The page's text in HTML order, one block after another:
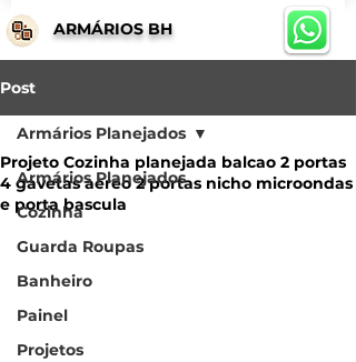
ARMÁRIOS BH
Post
Armários Planejados
Cozinha
Guarda Roupas
Banheiro
Painel
Projetos
Armários Planejados
Projeto Cozinha planejada balcao 2 portas
4 gavetas aereo 2 portas nicho microondas
e porta bascula